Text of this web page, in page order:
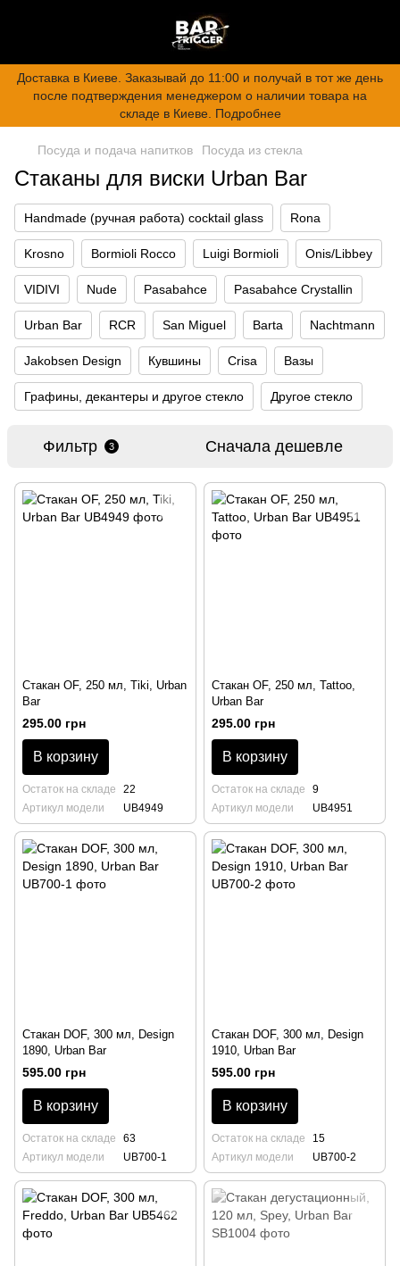
Доставка в Киеве. Заказывай до 11:00 и получай в тот же день
после подтверждения менеджером о наличии товара на
складе в Киеве. Подробнее
Посуда и подача напитков Посуда из стекла
Стаканы для виски Urban Bar
Handmade (ручная работа) cocktail glass Rona
Krosno Bormioli Rocco Luigi Bormioli Onis/Libbey
VIDIVI Nude Pasabahce Pasabahce Crystallin
Urban Bar RCR San Miguel Barta Nachtmann
Jakobsen Design Кувшины Crisa Вазы
Графины, декантеры и другое стекло Другое стекло
Фильтр 3 Сначала дешевле
Стакан OF, 250 мл, Tiki, Urban
Bar
295.00 грн
В корзину
Остаток на складе
22
Артикул модели
UB4949
Стакан OF, 250 мл, Tattoo,
Urban Bar
295.00 грн
В корзину
Остаток на складе
9
Артикул модели
UB4951
Стакан DOF, 300 мл, Design
1890, Urban Bar
595.00 грн
В корзину
Остаток на складе
63
Артикул модели
UB700-1
Стакан DOF, 300 мл, Design
1910, Urban Bar
595.00 грн
В корзину
Остаток на складе
15
Артикул модели
UB700-2